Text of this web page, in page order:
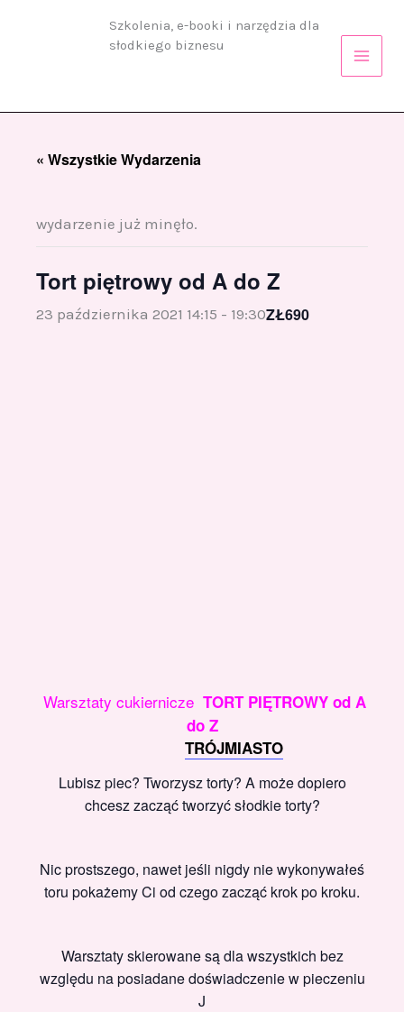
Szkolenia, e-booki i narzędzia dla
słodkiego biznesu
« Wszystkie Wydarzenia
wydarzenie już minęło.
Tort piętrowy od A do Z
23 października 2021 14:15 - 19:30ZŁ690
Warsztaty cukiernicze TORT PIĘTROWY od A
do Z
TRÓJMIASTO
Lubisz piec? Tworzysz torty? A może dopiero
chcesz zacząć tworzyć słodkie torty?
Nic prostszego, nawet jeśli nigdy nie wykonywałeś
toru pokażemy Ci od czego zacząć krok po kroku.
Warsztaty skierowane są dla wszystkich bez
względu na posiadane doświadczenie w pieczeniu
J